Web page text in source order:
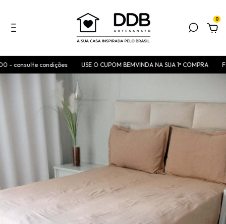
0
- consulte condições USE O CUPOM BEMVINDA NA SUA 1ª COMPRA